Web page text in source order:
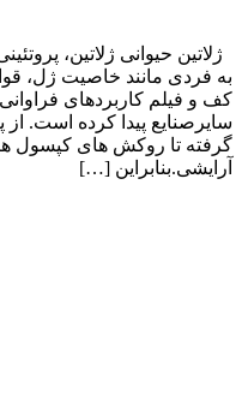
ژلاتین حیوانی ژلاتین،
به فردی مانند خاصیت ژل،
کف و فیلم کاربردهای
سایرصنایع پیدا کرده است.
گرفته تا روکش های کپسول
آرایشی.بنابراین […]